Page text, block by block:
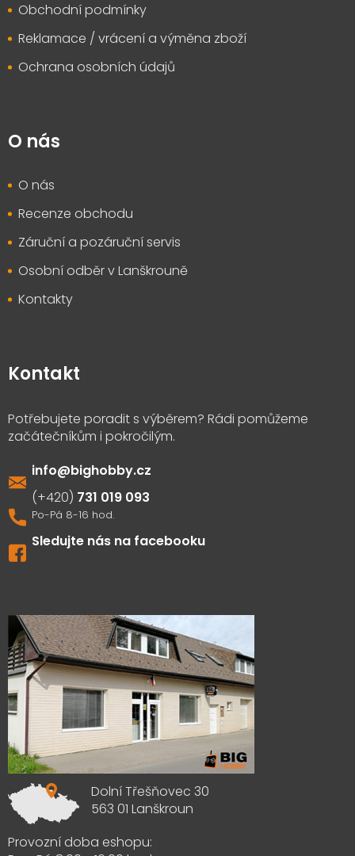
Obchodní podmínky
Reklamace / vrácení a výměna zboží
Ochrana osobních údajů
O nás
O nás
Recenze obchodu
Záruční a pozáruční servis
Osobní odběr v Lanškrouně
Kontakty
Kontakt
info@bighobby.cz
731 019 093
Sledujte nás na facebooku
Dolní Třešňovec 30
563 01 Lanškroun
Provozní doba eshopu: